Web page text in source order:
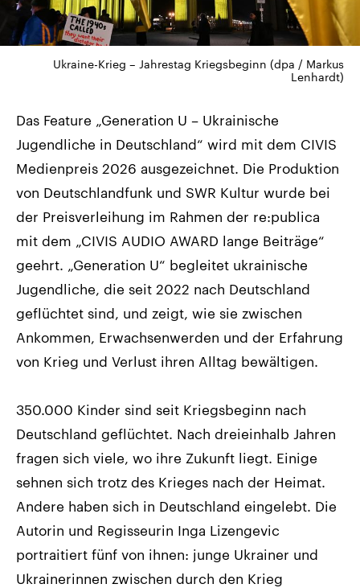
Ukraine-Krieg – Jahrestag Kriegsbeginn (dpa / Markus
Lenhardt)
Das Feature „Generation U – Ukrainische
Jugendliche in Deutschland“ wird mit dem CIVIS
Medienpreis 2026 ausgezeichnet. Die Produktion
von Deutschlandfunk und SWR Kultur wurde bei
der Preisverleihung im Rahmen der re:publica
mit dem „CIVIS AUDIO AWARD lange Beiträge“
geehrt. „Generation U“ begleitet ukrainische
Jugendliche, die seit 2022 nach Deutschland
geflüchtet sind, und zeigt, wie sie zwischen
Ankommen, Erwachsenwerden und der Erfahrung
von Krieg und Verlust ihren Alltag bewältigen.
350.000 Kinder sind seit Kriegsbeginn nach
Deutschland geflüchtet. Nach dreieinhalb Jahren
fragen sich viele, wo ihre Zukunft liegt. Einige
sehnen sich trotz des Krieges nach der Heimat.
Andere haben sich in Deutschland eingelebt. Die
Autorin und Regisseurin Inga Lizengevic
portraitiert fünf von ihnen: junge Ukrainer und
Ukrainerinnen zwischen durch den Krieg